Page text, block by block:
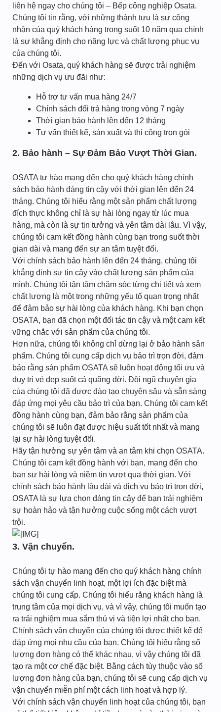
liên hệ ngay cho chúng tôi – Bếp công nghiệp Osata.
Chúng tôi tin rằng, với những thành tựu là sự công
nhận của quý khách hàng trong suốt 10 năm qua chính
là sự khẳng định cho năng lực và chất lượng phục vụ
của chúng tôi.
Đến với Osata, quý khách hàng sẽ được trải nghiệm
những dịch vụ ưu đãi như:
Hỗ trợ tư vấn mua hàng 24/7
Chính sách đổi trả hàng trong vòng 7 ngày
Thời gian bảo hành lên đến 12 tháng
Tư vấn thiết kế, sản xuất và thi công trọn gói
2. Bảo hành – Sự Đảm Bảo Vượt Thời Gian.
OSATA tự hào mang đến cho quý khách hàng chính
sách bảo hành đáng tin cậy với thời gian lên đến 24
tháng. Chúng tôi hiểu rằng một sản phẩm chất lượng
đích thực không chỉ là sự hài lòng ngay từ lúc mua
hàng, mà còn là sự tin tưởng và yên tâm dài lâu. Vì vậy,
chúng tôi cam kết đồng hành cùng bạn trong suốt thời
gian dài và mang đến sự an tâm tuyệt đối.
Với chính sách bảo hành lên đến 24 tháng, chúng tôi
khẳng định sự tin cậy vào chất lượng sản phẩm của
mình. Chúng tôi tận tâm chăm sóc từng chi tiết và xem
chất lượng là một trong những yếu tố quan trọng nhất
để đảm bảo sự hài lòng của khách hàng. Khi bạn chọn
OSATA, bạn đã chọn một đối tác tin cậy và một cam kết
vững chắc với sản phẩm của chúng tôi.
Hơn nữa, chúng tôi không chỉ dừng lại ở bảo hành sản
phẩm. Chúng tôi cung cấp dịch vụ bảo trì trọn đời, đảm
bảo rằng sản phẩm OSATA sẽ luôn hoạt động tối ưu và
duy trì vẻ đẹp suốt cả quãng đời. Đội ngũ chuyên gia
của chúng tôi đã được đào tạo chuyên sâu và sẵn sàng
đáp ứng mọi yêu cầu bảo trì của bạn. Chúng tôi cam kết
đồng hành cùng bạn, đảm bảo rằng sản phẩm của
chúng tôi sẽ luôn đạt được hiệu suất tốt nhất và mang
lại sự hài lòng tuyệt đối.
Hãy tận hưởng sự yên tâm và an tâm khi chọn OSATA.
Chúng tôi cam kết đồng hành với bạn, mang đến cho
bạn sự hài lòng và niềm tin vượt qua thời gian. Với
chính sách bảo hành lâu dài và dịch vụ bảo trì trọn đời,
OSATA là sự lựa chọn đáng tin cậy để bạn trải nghiệm
sự hoàn hảo và tận hưởng cuộc sống một cách vượt
trội.
3. Vận chuyển.
Chúng tôi tự hào mang đến cho quý khách hàng chính
sách vận chuyển linh hoạt, một lợi ích đặc biệt mà
chúng tôi cung cấp. Chúng tôi hiểu rằng khách hàng là
trung tâm của mọi dịch vụ, và vì vậy, chúng tôi muốn tạo
ra trải nghiệm mua sắm thú vị và tiện lợi nhất cho bạn.
Chính sách vận chuyển của chúng tôi được thiết kế để
đáp ứng mọi nhu cầu của bạn. Chúng tôi hiểu rằng số
lượng đơn hàng có thể khác nhau, vì vậy chúng tôi đã
tạo ra một cơ chế đặc biệt. Bằng cách tùy thuộc vào số
lượng đơn hàng của bạn, chúng tôi sẽ cung cấp dịch vụ
vận chuyển miễn phí một cách linh hoạt và hợp lý.
Với chính sách vận chuyển linh hoạt của chúng tôi, bạn